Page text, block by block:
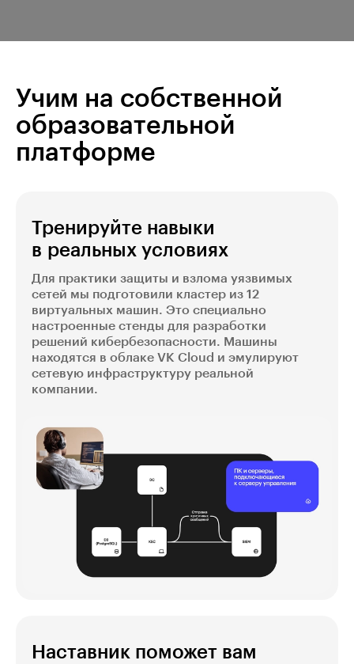
Учим на собственной
образовательной
платформе
Тренируйте навыки
в реальных условиях
Для практики защиты и взлома уязвимых
сетей мы подготовили кластер из 12
виртуальных машин. Это специально
настроенные стенды для разработки
решений кибербезопасности. Машины
находятся в облаке VK Cloud и эмулируют
сетевую инфраструктуру реальной
компании.
Наставник поможет вам